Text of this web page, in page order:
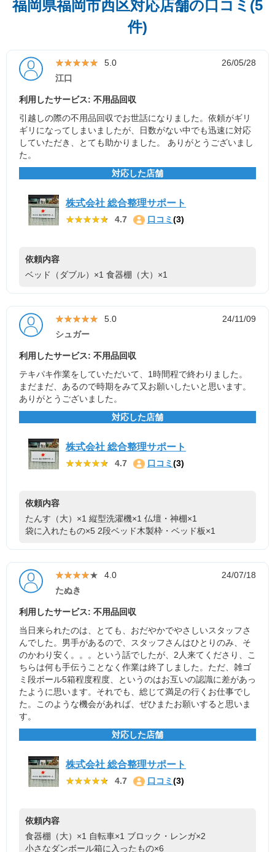
福岡県福岡市西区対応店舗の口コミ(5
件)
★★★★★
★★★★★ 5.0
26/05/28
江口
利用したサービス: 不用品回収
引越しの際の不用品回収でお世話になりました。依頼がギリ
ギリになってしまいましたが、日数がない中でも迅速に対応
していただき、とても助かりました。 ありがとうございまし
た。
対応した店舗
株式会社 総合整理サポート
★★★★★
★★★★★ 4.7 口コミ (3)
依頼内容
ベッド（ダブル）×1 食器棚（大）×1
★★★★★
★★★★★ 5.0
24/11/09
シュガー
利用したサービス: 不用品回収
テキパキ作業をしていただいて、1時間程で終わりました。
まだまだ、あるので時期をみて又お願いしたいと思います。
ありがとうございました。
対応した店舗
株式会社 総合整理サポート
★★★★★
★★★★★ 4.7 口コミ (3)
依頼内容
たんす（大）×1 縦型洗濯機×1 仏壇・神棚×1
袋に入れたもの×5 2段ベッド木製枠・ベッド板×1
★★★★★
★★★★★ 4.0
24/07/18
たぬき
利用したサービス: 不用品回収
当日来られたのは、とても、おだやかでやさしいスタッフさ
んでした。男手があるので、スタッフさんはひとりのみ、そ
のかわり安く。。。という話でしたが、2人来てくださり、こ
ちらは何も手伝うことなく作業は終了しました。ただ、雑ゴ
ミ段ボール5箱程度程度、というのはお互いの認識に差があっ
たように思います。それでも、総じて満足の行くお仕事でし
た。このような機会があれば、ぜひまたお願いすると思いま
す。
対応した店舗
株式会社 総合整理サポート
★★★★★
★★★★★ 4.7 口コミ (3)
依頼内容
食器棚（大）×1 自転車×1 ブロック・レンガ×2
小さなダンボール箱に入ったもの×6